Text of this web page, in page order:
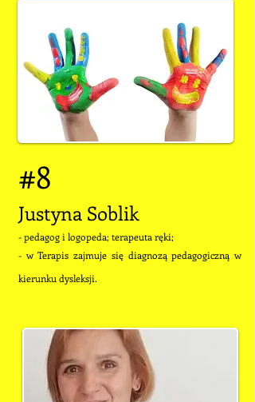
#8
Justyna Soblik
- pedagog i logopeda; terapeuta ręki;
- w Terapis zajmuje się diagnozą pedagogiczną w
kierunku dysleksji.